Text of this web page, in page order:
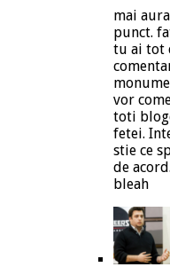
mai
punct.
tu ai tot
vor
toti
fetei.
stie ce
de
bleah